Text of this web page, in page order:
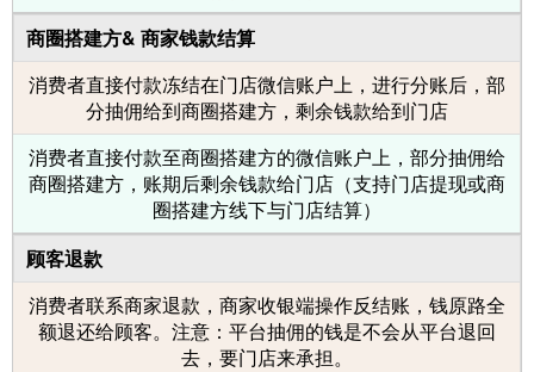
商圈搭建方& 商家钱款结算
消费者直接付款冻结在门店微信账户上，进行分账后，部
分抽佣给到商圈搭建方，剩余钱款给到门店
消费者直接付款至商圈搭建方的微信账户上，部分抽佣给
商圈搭建方，账期后剩余钱款给门店（支持门店提现或商
圈搭建方线下与门店结算）
顾客退款
消费者联系商家退款，商家收银端操作反结账，钱原路全
额退还给顾客。注意：平台抽佣的钱是不会从平台退回
去，要门店来承担。